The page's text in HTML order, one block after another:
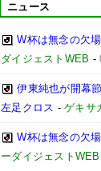
ニュース
W杯は無念の欠
ダイジェストWEB -
伊東純也が開幕
左足クロス -ゲキサ
W杯は無念の欠
ーダイジェストWEB